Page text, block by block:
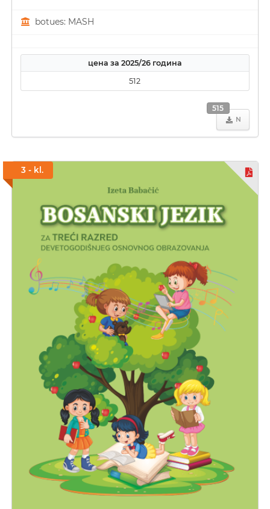
botues: MASH
цена за 2025/26 година
512
N
515
3 - kl.